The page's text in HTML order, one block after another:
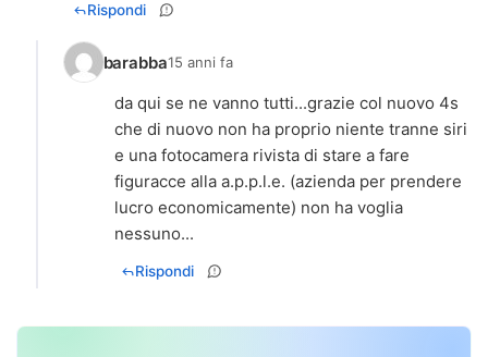
Rispondi
barabba15 anni fa
da qui se ne vanno tutti...grazie col nuovo 4s
che di nuovo non ha proprio niente tranne siri
e una fotocamera rivista di stare a fare
figuracce alla a.p.p.l.e. (azienda per prendere
lucro economicamente) non ha voglia
nessuno...
Rispondi